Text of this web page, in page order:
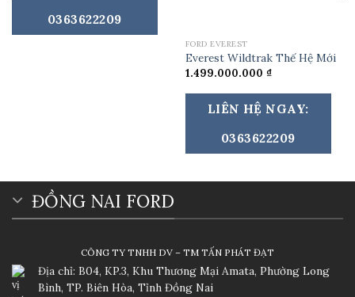
0363622209
FORD EVEREST
Everest Wildtrak Thế Hệ Mới
1.499.000.000 ₫
LIÊN HỆ NGAY:
0363622209
ĐỒNG NAI FORD
CÔNG TY TNHH DV – TM TẤN PHÁT ĐẠT
Địa chỉ: B04, KP.3, Khu Thương Mại Amata, Phường Long
Bình, TP. Biên Hòa, Tỉnh Đồng Nai